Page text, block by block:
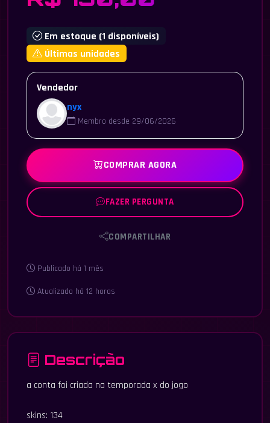
Em estoque (1 disponíveis)
Últimas unidades
Vendedor
nyx
Membro desde 29/06/2026
COMPRAR AGORA
FAZER PERGUNTA
COMPARTILHAR
Publicado há 1 mês
Atualizado há 12 horas
Descrição
a conta foi criada na temporada x do jogo
skins: 134